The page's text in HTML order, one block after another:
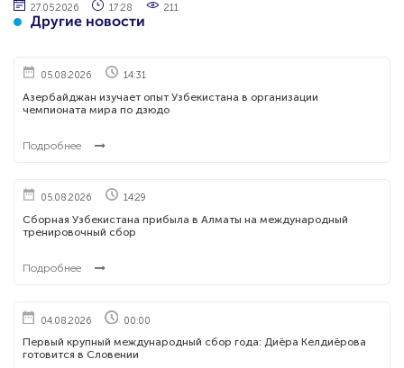
27.05.2026 17:28 211
Другие новости
05.08.2026 14:31
Азербайджан изучает опыт Узбекистана в организации
чемпионата мира по дзюдо
Подробнее
05.08.2026 14:29
Сборная Узбекистана прибыла в Алматы на международный
тренировочный сбор
Подробнее
04.08.2026 00:00
Первый крупный международный сбор года: Диёра Келдиёрова
готовится в Словении